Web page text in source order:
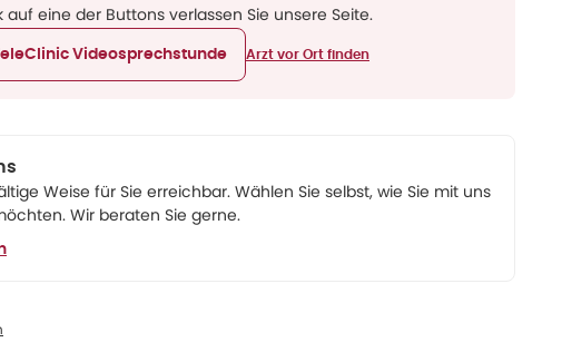
auf eine der Buttons verlassen Sie unsere Seite.
Videosprechstunde Arzt vor Ort finden
Weise für Sie erreichbar. Wählen Sie selbst, wie Sie mit uns
Wir beraten Sie gerne.